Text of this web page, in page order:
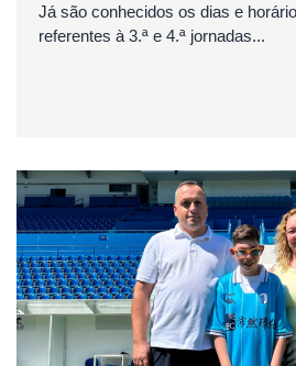
Já são conhecidos os dias e
referentes à 3.ª e 4.ª jornadas...